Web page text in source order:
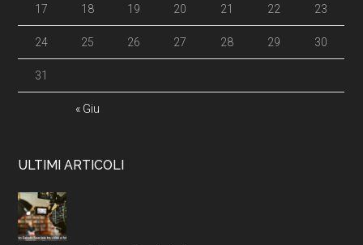
« Giu
17 18 19 20 21 22 23
24 25 26 27 28 29 30
31
ULTIMI ARTICOLI